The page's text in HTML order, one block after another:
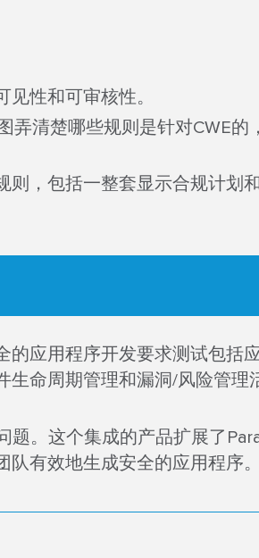
性和可审核性。
清楚哪些规则是针对CWE的
，包括一整套显示合规计划
应用程序开发要求测试包括
命周期管理和漏洞/风险管理
题。这个集成的产品扩展了
有效地生成安全的应用程序。